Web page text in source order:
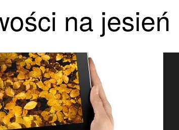
na jesień